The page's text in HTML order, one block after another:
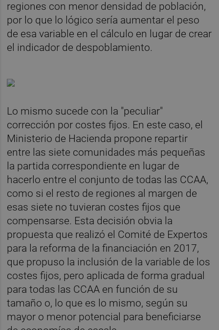
regiones con menor densidad de población,
por lo que lo lógico sería aumentar el peso
de esa variable en el cálculo en lugar de crear
el indicador de despoblamiento.
Lo mismo sucede con la "peculiar"
corrección por costes fijos. En este caso, el
Ministerio de Hacienda propone repartir
entre las siete comunidades más pequeñas
la partida correspondiente en lugar de
hacerlo entre el conjunto de todas las CCAA,
como si el resto de regiones al margen de
esas siete no tuvieran costes fijos que
compensarse. Esta decisión obvia la
propuesta que realizó el Comité de Expertos
para la reforma de la financiación en 2017,
que propuso la inclusión de la variable de los
costes fijos, pero aplicada de forma gradual
para todas las CCAA en función de su
tamaño o, lo que es lo mismo, según su
mayor o menor potencial para beneficiarse